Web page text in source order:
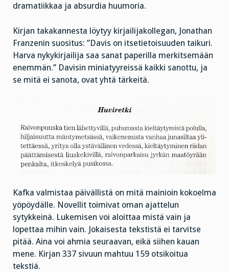
dramatiikkaa ja absurdia huumoria.
Kirjan takakannesta löytyy kirjailijakollegan, Jonathan
Franzenin suositus: ”Davis on itsetietoisuuden taikuri.
Harva nykykirjailija saa sanat paperilla merkitsemään
enemmän.” Davisin miniatyyreissä kaikki sanottu, ja
se mitä ei sanota, ovat yhtä tärkeitä.
Kafka valmistaa päivällistä on mitä mainioin kokoelma
yöpöydälle. Novellit toimivat oman ajattelun
sytykkeinä. Lukemisen voi aloittaa mistä vain ja
lopettaa mihin vain. Jokaisesta tekstistä ei tarvitse
pitää. Aina voi ahmia seuraavan, eikä siihen kauan
mene. Kirjan 337 sivuun mahtuu 159 otsikoitua
tekstiä.